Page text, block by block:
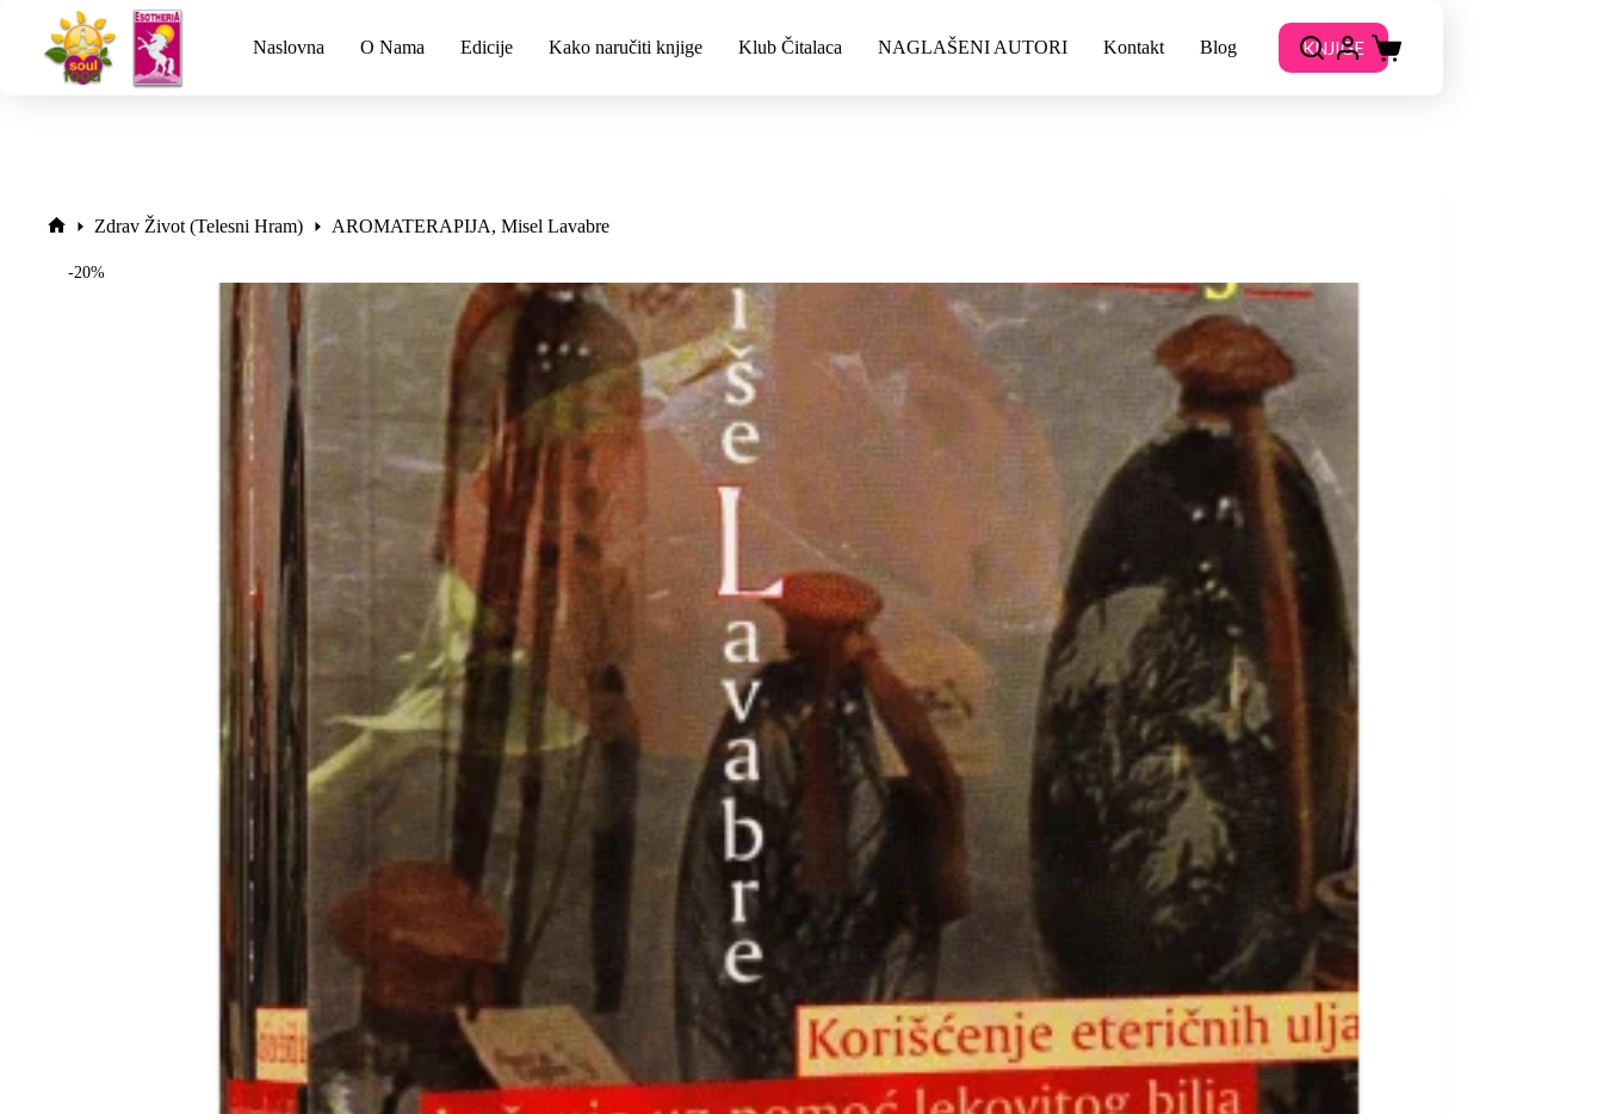
Naslovna O Nama Edicije Kako naručiti knjige Klub Čitalaca NAGLAŠENI AUTORI Kontakt Blog KNJIGE
Zdrav Život (Telesni Hram) AROMATERAPIJA, Misel Lavabre
-20%